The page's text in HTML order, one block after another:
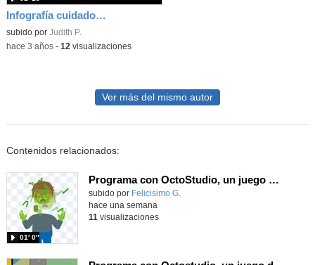
Infografía cuidado de sala de Tecnología
subido por Judith P.
-hace 3 años- 12 visualizaciones
Ver más del mismo autor
Contenidos relacionados:
Programa con OctoStudio, un juego homenajeando al House of the dead con Zombies
Contenido educativo.
subido por Felicisimo G.
01′ 0″
hace una semana
11 visualizaciones